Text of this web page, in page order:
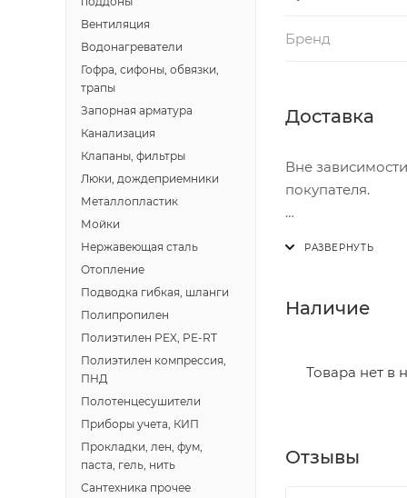
Бренд
Доставка
Вне
покупателя.
Итоговая
- количества
• Ленина - 65
Наличие
Товара нет в
Отзывы
Вентиляция
Водонагреватели
Гофра, сифоны, обвязки,
трапы
Запорная арматура
Канализация
Клапаны, фильтры
Люки, дождеприемники
Металлопластик
Мойки
Нержавеющая сталь
Отопление
Подводка гибкая, шланги
Полипропилен
Полиэтилен PEX, PE-RT
Полиэтилен компрессия,
ПНД
Полотенцесушители
Приборы учета, КИП
Прокладки, лен, фум,
паста, гель, нить
Сантехника прочее